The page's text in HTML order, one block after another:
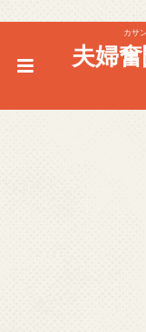
カサ
夫婦